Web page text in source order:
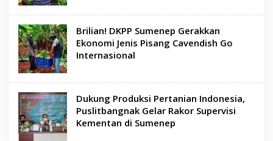
Brilian! DKPP Sumenep Gerakkan
Ekonomi Jenis Pisang Cavendish Go
Internasional
Dukung Produksi Pertanian Indonesia,
Puslitbangnak Gelar Rakor Supervisi
Kementan di Sumenep